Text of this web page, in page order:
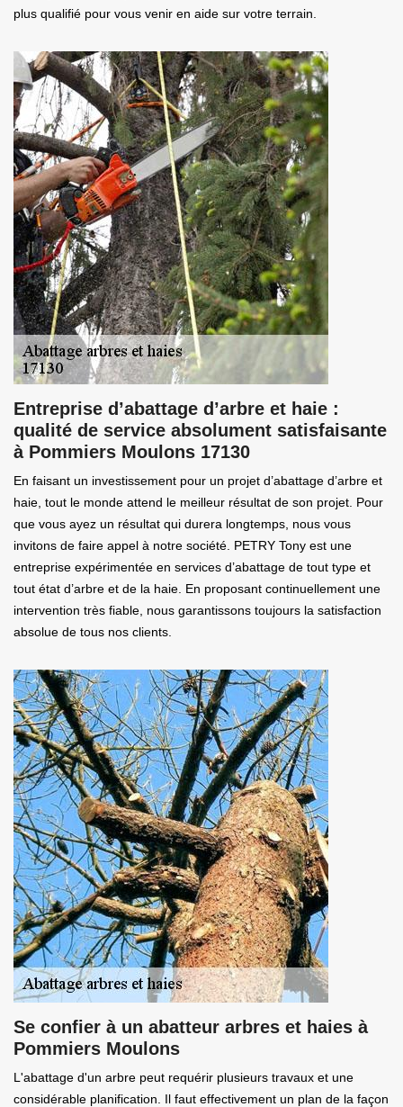
plus qualifié pour vous venir en aide sur votre terrain.
Entreprise d’abattage d’arbre et haie :
qualité de service absolument satisfaisante
à Pommiers Moulons 17130
En faisant un investissement pour un projet d’abattage d’arbre et
haie, tout le monde attend le meilleur résultat de son projet. Pour
que vous ayez un résultat qui durera longtemps, nous vous
invitons de faire appel à notre société. PETRY Tony est une
entreprise expérimentée en services d’abattage de tout type et
tout état d’arbre et de la haie. En proposant continuellement une
intervention très fiable, nous garantissons toujours la satisfaction
absolue de tous nos clients.
Se confier à un abatteur arbres et haies à
Pommiers Moulons
L'abattage d'un arbre peut requérir plusieurs travaux et une
considérable planification. Il faut effectivement un plan de la façon